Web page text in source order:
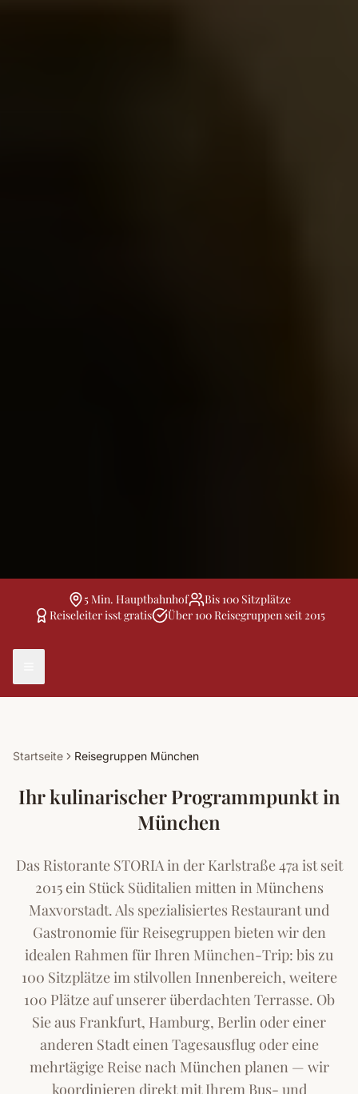
5 Min. Hauptbahnhof
Bis 100 Sitzplätze
Reiseleiter isst gratis
Über 100 Reisegruppen seit 2015
Startseite Reisegruppen München
Ihr kulinarischer Programmpunkt in
München
Das Ristorante STORIA in der Karlstraße 47a ist seit
2015 ein Stück Süditalien mitten in Münchens
Maxvorstadt. Als spezialisiertes Restaurant und
Gastronomie für Reisegruppen bieten wir den
idealen Rahmen für Ihren München-Trip: bis zu
100 Sitzplätze im stilvollen Innenbereich, weitere
100 Plätze auf unserer überdachten Terrasse. Ob
Sie aus Frankfurt, Hamburg, Berlin oder einer
anderen Stadt einen Tagesausflug oder eine
mehrtägige Reise nach München planen — wir
koordinieren direkt mit Ihrem Bus- und